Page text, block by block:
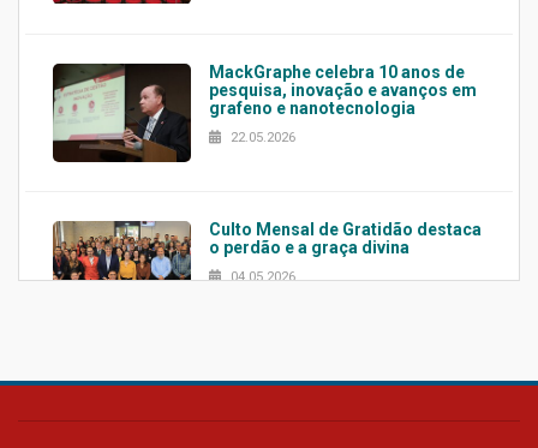
MackGraphe celebra 10 anos de
pesquisa, inovação e avanços em
grafeno e nanotecnologia
22.05.2026
Culto Mensal de Gratidão destaca
o perdão e a graça divina
04.05.2026
Confira como foi o culto mensal